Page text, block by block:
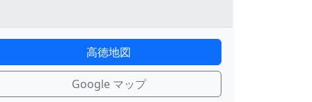
高徳地図
Google マップ